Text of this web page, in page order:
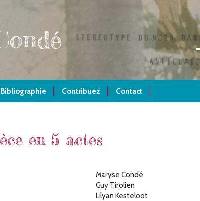
Bibliographie Contribuez Contact
en 5 actes
Maryse Condé
Guy Tirolien
Lilyan Kesteloot